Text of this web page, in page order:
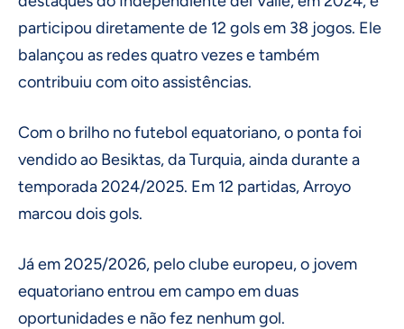
participou diretamente de 12 gols em 38 jogos. Ele
balançou as redes quatro vezes e também
contribuiu com oito assistências.
Com o brilho no futebol equatoriano, o ponta foi
vendido ao Besiktas, da Turquia, ainda durante a
temporada 2024/2025. Em 12 partidas, Arroyo
marcou dois gols.
Já em 2025/2026, pelo clube europeu, o jovem
equatoriano entrou em campo em duas
oportunidades e não fez nenhum gol.